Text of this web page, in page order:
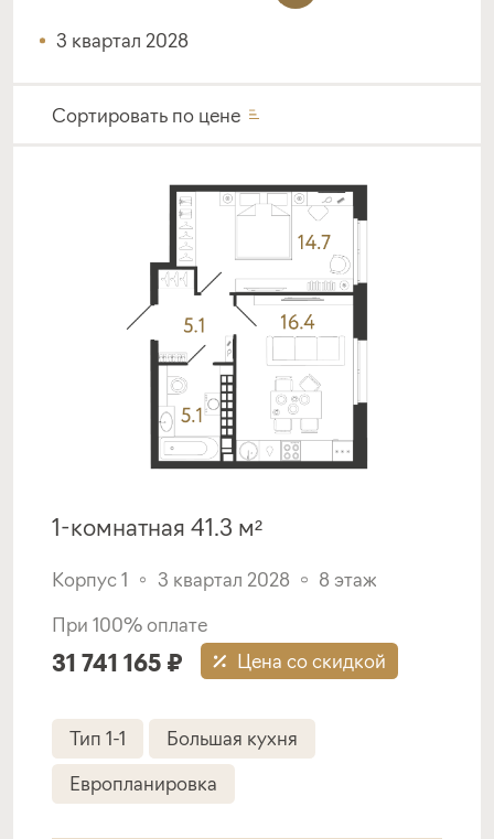
3 квартал 2028
Сортировать по цене
1-комнатная 41.3 м²
Корпус 1 3 квартал 2028
8 этаж
При 100% оплате
Цена со скидкой
31 741 165 ₽
Тип 1-1
Большая кухня
Европланировка